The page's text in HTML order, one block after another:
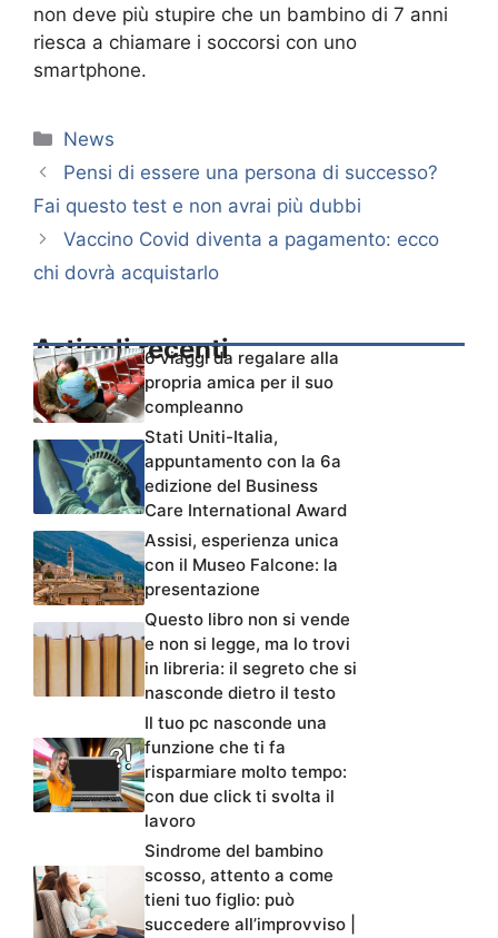
non deve più stupire che un bambino di 7 anni
riesca a chiamare i soccorsi con uno
smartphone.
Categorie
News
Pensi di essere una persona di successo?
Fai questo test e non avrai più dubbi
Vaccino Covid diventa a pagamento: ecco
chi dovrà acquistarlo
Articoli recenti6 viaggi da regalare alla
propria amica per il suo
compleanno
Stati Uniti-Italia,
appuntamento con la 6a
edizione del Business
Care International Award
Assisi, esperienza unica
con il Museo Falcone: la
presentazione
Questo libro non si vende
e non si legge, ma lo trovi
in libreria: il segreto che si
nasconde dietro il testo
Il tuo pc nasconde una
funzione che ti fa
risparmiare molto tempo:
con due click ti svolta il
lavoro
Sindrome del bambino
scosso, attento a come
tieni tuo figlio: può
succedere all’improvviso |